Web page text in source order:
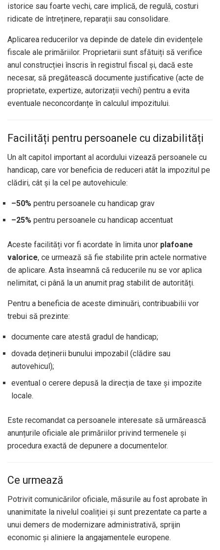
istorice sau foarte vechi, care implică, de regulă, costuri
ridicate de întreținere, reparații sau consolidare.
Aplicarea reducerilor va depinde de datele din evidențele
fiscale ale primăriilor. Proprietarii sunt sfătuiți să verifice
anul construcției înscris în registrul fiscal și, dacă este
necesar, să pregătească documente justificative (acte de
proprietate, expertize, autorizații vechi) pentru a evita
eventuale neconcordanțe în calculul impozitului.
Facilități pentru persoanele cu dizabilități
Un alt capitol important al acordului vizează persoanele cu
handicap, care vor beneficia de reduceri atât la impozitul pe
clădiri, cât și la cel pe autovehicule:
–50% pentru persoanele cu handicap grav
–25% pentru persoanele cu handicap accentuat
Aceste facilități vor fi acordate în limita unor plafoane
valorice, ce urmează să fie stabilite prin actele normative
de aplicare. Asta înseamnă că reducerile nu se vor aplica
nelimitat, ci până la un anumit prag stabilit de autorități.
Pentru a beneficia de aceste diminuări, contribuabilii vor
trebui să prezinte:
documente care atestă gradul de handicap;
dovada deținerii bunului impozabil (clădire sau
autovehicul);
eventual o cerere depusă la direcția de taxe și impozite
locale.
Este recomandat ca persoanele interesate să urmărească
anunțurile oficiale ale primăriilor privind termenele și
procedura exactă de depunere a documentelor.
Ce urmează
Potrivit comunicărilor oficiale, măsurile au fost aprobate în
unanimitate la nivelul coaliției și sunt prezentate ca parte a
unui demers de modernizare administrativă, sprijin
economic și aliniere la angajamentele europene.